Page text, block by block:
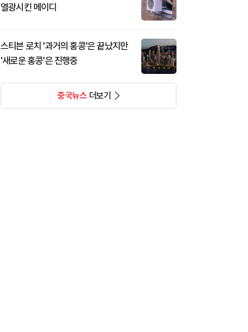
열광시킨 메이디
스티븐 로치 '과거의 홍콩'은 끝났지만
'새로운 홍콩'은 진행중
중국뉴스더보기